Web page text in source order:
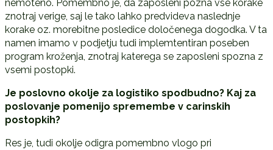
nemoteno. Pomembno je, da zaposleni pozna vse korake
znotraj verige, saj le tako lahko predvideva naslednje
korake oz. morebitne posledice določenega dogodka. V ta
namen imamo v podjetju tudi implemtentiran poseben
program kroženja, znotraj katerega se zaposleni spozna z
vsemi postopki.
Je poslovno okolje za logistiko spodbudno? Kaj za
poslovanje pomenijo spremembe v carinskih
postopkih?
Res je, tudi okolje odigra pomembno vlogo pri